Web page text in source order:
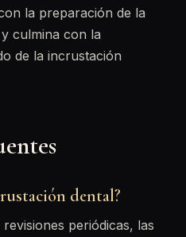
la preparación de la
culmina con la
de la incrustación
dental?
periódicas, las